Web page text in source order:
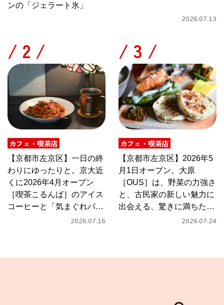
ンの「ジェラート氷」
2026.07.13
/
カフェ・喫茶店
【京都市左京区】一日の終
わりにゆったりと。京大近
くに2026年4月オープン
［喫茶こるんば］のアイス
コーヒーと「気まぐれパス
2026.07.16
/
カフェ・喫茶店
【京都市左京区】2026年5
月1日オープン。大原
［OUS］は、野菜の力強さ
と、古民家の新しい魅力に
出会える、驚きに満ちたカ
2026.07.24